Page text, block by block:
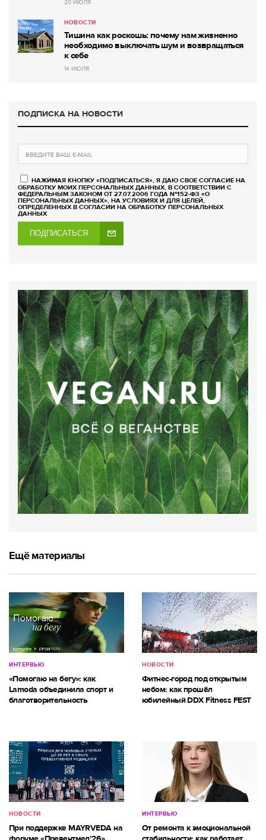
20 ИЮЛЯ
НОВОСТИ
Тишина как роскошь: почему нам жизненно
необходимо выключать шум и возвращаться
к себе
14 ИЮЛЯ
ПОДПИСКА НА НОВОСТИ
НАЖИМАЯ КНОПКУ «ПОДПИСАТЬСЯ», Я ДАЮ СВОЕ СОГЛАСИЕ НА
ОБРАБОТКУ МОИХ ПЕРСОНАЛЬНЫХ ДАННЫХ, В СООТВЕТСТВИИ С
ФЕДЕРАЛЬНЫМ ЗАКОНОМ ОТ 27.07.2006 ГОДА №152-ФЗ «О
ПЕРСОНАЛЬНЫХ ДАННЫХ», НА УСЛОВИЯХ И ДЛЯ ЦЕЛЕЙ,
ОПРЕДЕЛЕННЫХ В СОГЛАСИИ НА ОБРАБОТКУ ПЕРСОНАЛЬНЫХ
ДАННЫХ
ПОДПИСАТЬСЯ
Ещё материалы
ИНТЕРВЬЮ
«Помогаю на бегу»: как
Lamoda объединила спорт и
благотворительность
НОВОСТИ
Фитнес-город под открытым
небом: как прошёл
юбилейный DDX Fitness FEST
НОВОСТИ
При поддержке MAYRVEDA на
ИНТЕРВЬЮ
От ремонта к эмоциональной